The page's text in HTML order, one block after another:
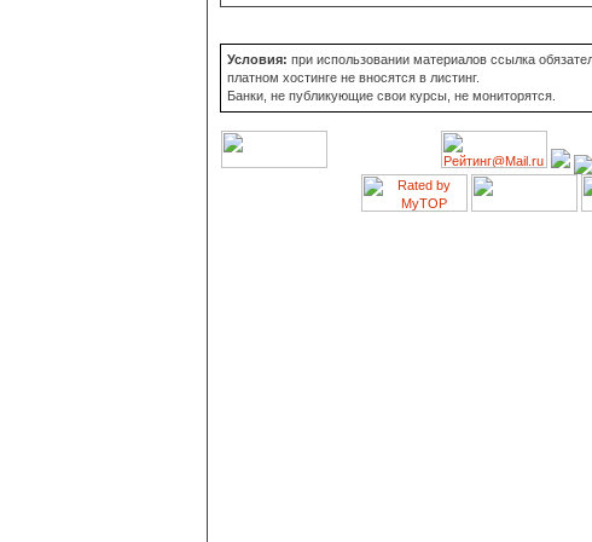
Условия: при использовании материалов ссылка
платном хостинге не вносятся в листинг.
Банки, не публикующие свои курсы, не мониторятся.